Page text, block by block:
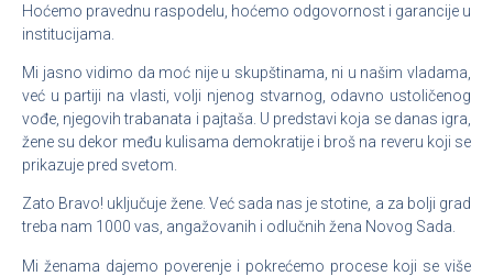
Hoćemo pravednu raspodelu, hoćemo odgovornost i garancije u
institucijama.
Mi jasno vidimo da moć nije u skupštinama, ni u našim vladama,
već u partiji na vlasti, volji njenog stvarnog, odavno ustoličenog
vođe, njegovih trabanata i pajtaša. U predstavi koja se danas igra,
žene su dekor među kulisama demokratije i broš na reveru koji se
prikazuje pred svetom.
Zato Bravo! uključuje žene. Već sada nas je stotine, a za bolji grad
treba nam 1000 vas, angažovanih i odlučnih žena Novog Sada.
Mi ženama dajemo poverenje i pokrećemo procese koji se više